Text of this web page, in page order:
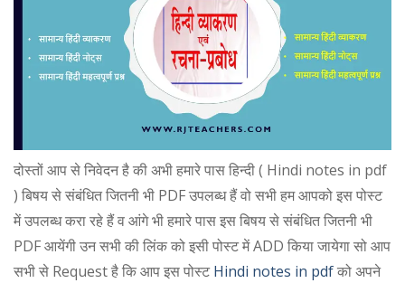
दोस्तों आप से निवेदन है की अभी हमारे पास हिन्दी ( Hindi notes in pdf
) बिषय से संबंधित जितनी भी PDF उपलब्ध हैं वो सभी हम आपको इस पोस्ट
में उपलब्ध करा रहे हैं व आंगे भी हमारे पास इस बिषय से संबंधित जितनी भी
PDF आयेंगी उन सभी की लिंक को इसी पोस्ट में ADD किया जायेगा सो आप
सभी से Request है कि आप इस पोस्टHindi notes in pdfको अपने